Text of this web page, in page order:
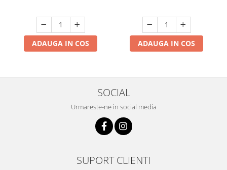
ADAUGA IN COS ADAUGA IN COS
SOCIAL
Urmareste-ne in social media
SUPORT CLIENTI